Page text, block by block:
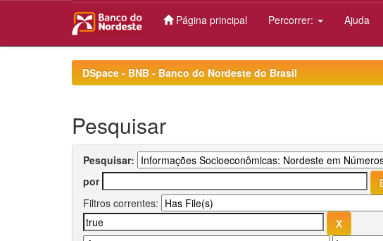
Página principal Percorrer: Ajuda
DSpace - BNB - Banco do Nordeste do Brasil
Pesquisar
Pesquisar:
por
Filtros correntes: